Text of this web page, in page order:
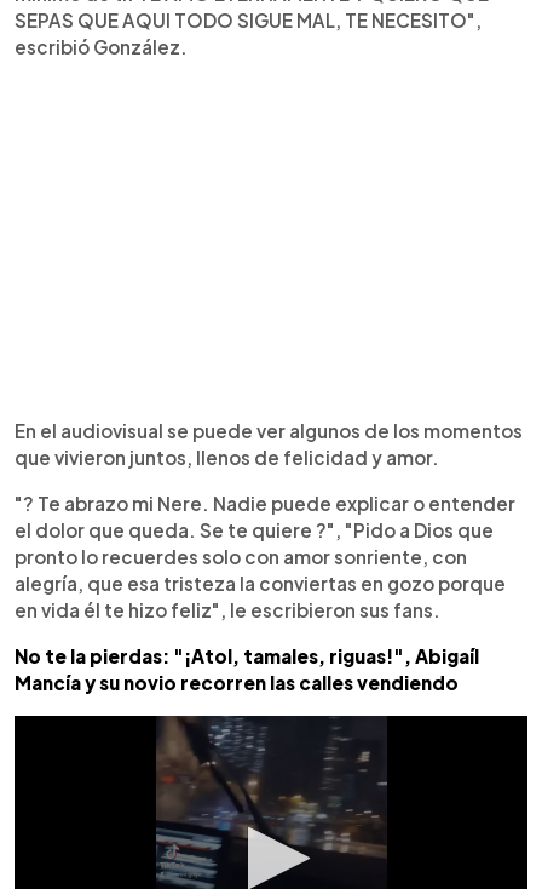
SEPAS QUE AQUI TODO SIGUE MAL, TE NECESITO",
escribió González.
En el audiovisual se puede ver algunos de los momentos
que vivieron juntos, llenos de felicidad y amor.
"? Te abrazo mi Nere. Nadie puede explicar o entender
el dolor que queda. Se te quiere ?", "Pido a Dios que
pronto lo recuerdes solo con amor sonriente, con
alegría, que esa tristeza la conviertas en gozo porque
en vida él te hizo feliz", le escribieron sus fans.
No te la pierdas: "¡Atol, tamales, riguas!", Abigaíl
Mancía y su novio recorren las calles vendiendo